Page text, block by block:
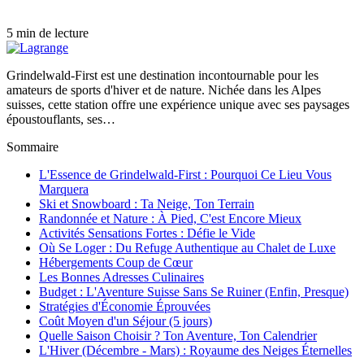
5 min de lecture
Grindelwald-First est une destination incontournable pour les
amateurs de sports d'hiver et de nature. Nichée dans les Alpes
suisses, cette station offre une expérience unique avec ses paysages
époustouflants, ses…
Sommaire
L'Essence de Grindelwald-First : Pourquoi Ce Lieu Vous
Marquera
Ski et Snowboard : Ta Neige, Ton Terrain
Randonnée et Nature : À Pied, C'est Encore Mieux
Activités Sensations Fortes : Défie le Vide
Où Se Loger : Du Refuge Authentique au Chalet de Luxe
Hébergements Coup de Cœur
Les Bonnes Adresses Culinaires
Budget : L'Aventure Suisse Sans Se Ruiner (Enfin, Presque)
Stratégies d'Économie Éprouvées
Coût Moyen d'un Séjour (5 jours)
Quelle Saison Choisir ? Ton Aventure, Ton Calendrier
L'Hiver (Décembre - Mars) : Royaume des Neiges Éternelles